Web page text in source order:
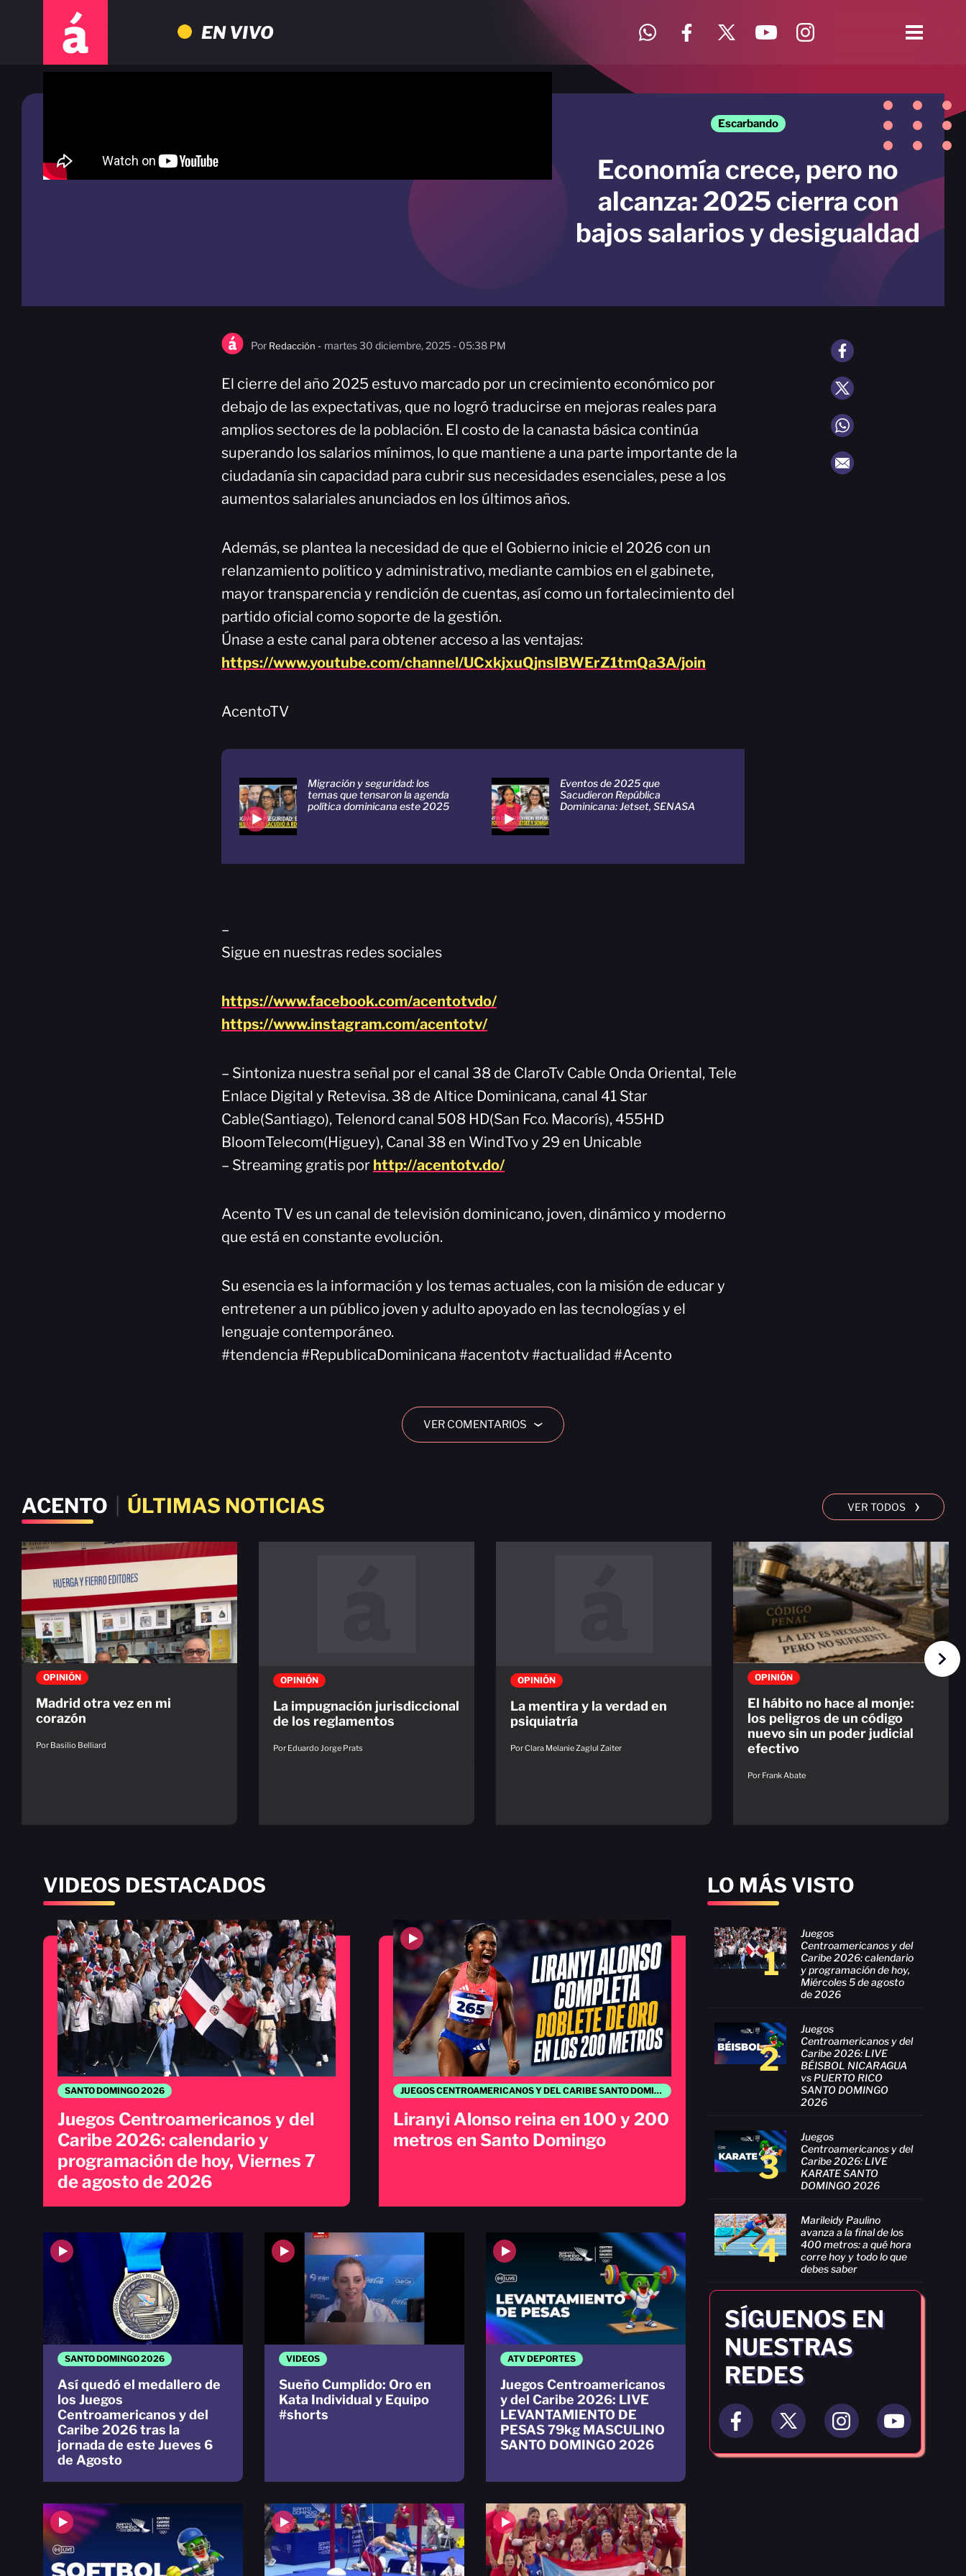
EN VIVO
Escarbando
Economía crece, pero no
alcanza: 2025 cierra con
bajos salarios y desigualdad
Por Redacción - martes 30 diciembre, 2025 - 05:38 PM
El cierre del año 2025 estuvo marcado por un crecimiento económico por
debajo de las expectativas, que no logró traducirse en mejoras reales para
amplios sectores de la población. El costo de la canasta básica continúa
superando los salarios mínimos, lo que mantiene a una parte importante de la
ciudadanía sin capacidad para cubrir sus necesidades esenciales, pese a los
aumentos salariales anunciados en los últimos años.
Además, se plantea la necesidad de que el Gobierno inicie el 2026 con un
relanzamiento político y administrativo, mediante cambios en el gabinete,
mayor transparencia y rendición de cuentas, así como un fortalecimiento del
partido oficial como soporte de la gestión.
Únase a este canal para obtener acceso a las ventajas:
https://www.youtube.com/channel/UCxkjxuQjnsIBWErZ1tmQa3A/join
AcentoTV
Migración y seguridad: los
temas que tensaron la agenda
política dominicana este 2025
Eventos de 2025 que
Sacudieron República
Dominicana: Jetset, SENASA
–
Sigue en nuestras redes sociales
https://www.facebook.com/acentotvdo/
https://www.instagram.com/acentotv/
– Sintoniza nuestra señal por el canal 38 de ClaroTv Cable Onda Oriental, Tele
Enlace Digital y Retevisa. 38 de Altice Dominicana, canal 41 Star
Cable(Santiago), Telenord canal 508 HD(San Fco. Macorís), 455HD
BloomTelecom(Higuey), Canal 38 en WindTvo y 29 en Unicable
– Streaming gratis por http://acentotv.do/
Acento TV es un canal de televisión dominicano, joven, dinámico y moderno
que está en constante evolución.
Su esencia es la información y los temas actuales, con la misión de educar y
entretener a un público joven y adulto apoyado en las tecnologías y el
lenguaje contemporáneo.
#tendencia #RepublicaDominicana #acentotv #actualidad #Acento
VER COMENTARIOS ›
ACENTO ÚLTIMAS NOTICIAS VER TODOS ›
OPINIÓN
Madrid otra vez en mi
corazón
Por Basilio Belliard
OPINIÓN
La impugnación jurisdiccional
de los reglamentos
Por Eduardo Jorge Prats
OPINIÓN
La mentira y la verdad en
psiquiatría
Por Clara Melanie Zaglul Zaiter
OPINIÓN
El hábito no hace al monje:
los peligros de un código
nuevo sin un poder judicial
efectivo
Por Frank Abate
LO MÁS VISTO
1
Juegos
Centroamericanos y del
Caribe 2026: calendario
y programación de hoy,
Miércoles 5 de agosto
de 2026
2
Juegos
Centroamericanos y del
Caribe 2026: LIVE
BÉISBOL NICARAGUA
vs PUERTO RICO
SANTO DOMINGO
2026
3
Juegos
Centroamericanos y del
Caribe 2026: LIVE
KARATE SANTO
DOMINGO 2026
4
Marileidy Paulino
avanza a la final de los
400 metros: a qué hora
corre hoy y todo lo que
debes saber
SÍGUENOS EN
NUESTRAS
REDES
VIDEOS DESTACADOS
SANTO DOMINGO 2026
Juegos Centroamericanos y del
Caribe 2026: calendario y
programación de hoy, Viernes 7
de agosto de 2026
JUEGOS CENTROAMERICANOS Y DEL CARIBE SANTO DOMINGO 2026
Liranyi Alonso reina en 100 y 200
metros en Santo Domingo
SANTO DOMINGO 2026
Así quedó el medallero de
los Juegos
Centroamericanos y del
Caribe 2026 tras la
jornada de este Jueves 6
de Agosto
VIDEOS
Sueño Cumplido: Oro en
Kata Individual y Equipo
#shorts
ATV DEPORTES
Juegos Centroamericanos
y del Caribe 2026: LIVE
LEVANTAMIENTO DE
PESAS 79kg MASCULINO
SANTO DOMINGO 2026